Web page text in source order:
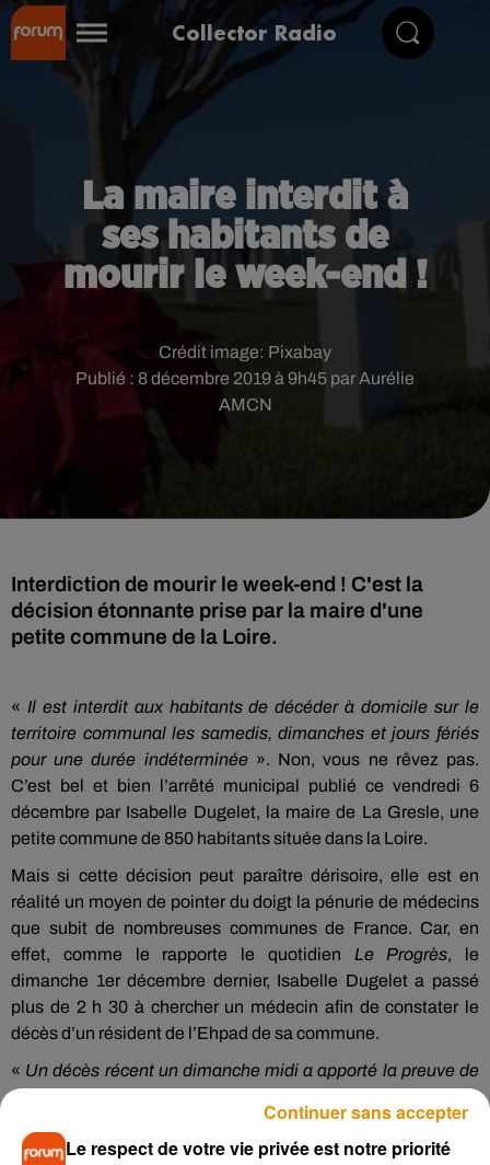
Collector Radio
La maire interdit à
ses habitants de
mourir le week-end !
Publié : 8 décembre 2019 à 9h45 par Aurélie
AMCN
Crédit image: Pixabay
Interdiction de mourir le week-end ! C'est la
décision étonnante prise par la maire d'une
petite commune de la Loire.
« Il est interdit aux habitants de décéder à domicile sur le
territoire communal les samedis, dimanches et jours fériés
pour une durée indéterminée». Non, vous ne rêvez pas.
C’est bel et bien l’arrêté municipal publié ce vendredi 6
décembre par Isabelle Dugelet, la maire de La Gresle, une
petite commune de 850 habitants située dans la Loire.
Mais si cette décision peut paraître dérisoire, elle est en
réalité un moyen de pointer du doigt la pénurie de médecins
que subit de nombreuses communes de France. Car, en
effet, comme le rapporte le quotidien Le Progrès, le
dimanche 1er décembre dernier, Isabelle Dugelet a passé
plus de 2 h 30 à chercher un médecin afin de constater le
décès d’un résident de l’Ehpad de sa commune.
« Un décès récent un dimanche midi a apporté la preuve de
l’absurdité d’un système auquel le maire répond par un
», s’est-elle donc justifiée dans un
communiqué, avant de dénoncer une «situation sanitaire
Le respect de votre vie privée est notre priorité
Continuer sans accepter